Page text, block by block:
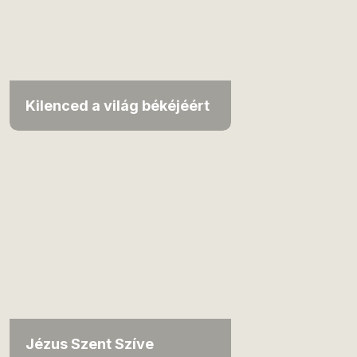
Kilenced a világ békéjéért
Jézus Szent Szíve